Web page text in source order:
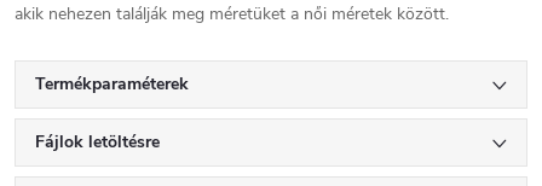
akik nehezen találják meg méretüket a női méretek között.
Termékparaméterek
Fájlok letöltésre